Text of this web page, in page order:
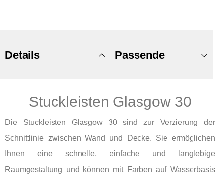
Details
Stuckleisten Glasgow 30
Die Stuckleisten Glasgow 30 sind zur Verzierung der
Schnittlinie zwischen Wand und Decke. Sie ermöglichen
Ihnen eine schnelle, einfache und langlebige
Raumgestaltung und können mit Farben auf Wasserbasis
Passende
Produkte